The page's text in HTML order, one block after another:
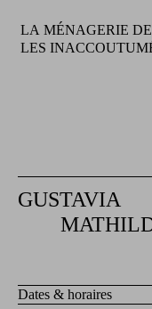
LA MÉNAGERIE
LES
GUSTAVIA
Dates & horaires